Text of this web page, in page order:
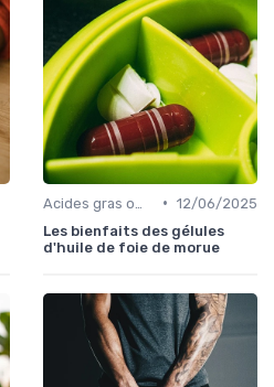
• 12/06/2025
Les bienfaits des gélules
d'huile de foie de morue